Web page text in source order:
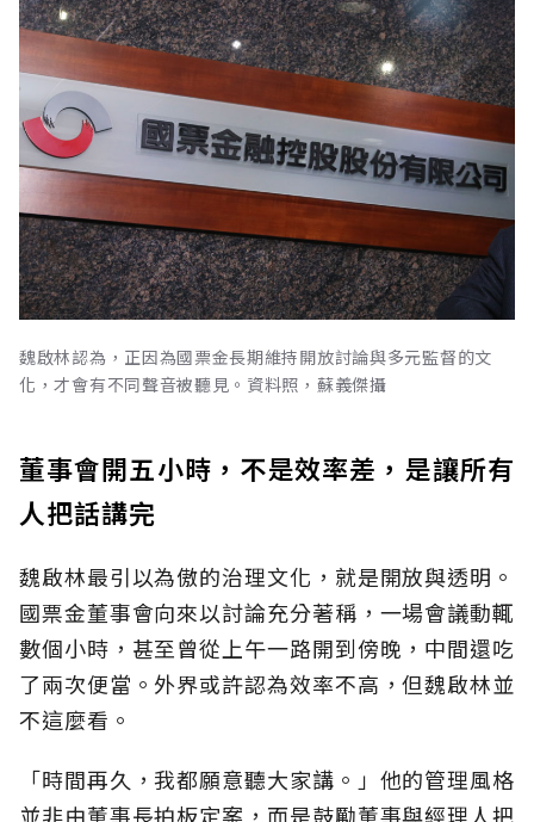
魏啟林認為，正因為國票金長期維持開放討論與多元監督的文
化，才會有不同聲音被聽見。資料照，蘇義傑攝
董事會開五小時，不是效率差，是讓所有
人把話講完
魏啟林最引以為傲的治理文化，就是開放與透明。
國票金董事會向來以討論充分著稱，一場會議動輒
數個小時，甚至曾從上午一路開到傍晚，中間還吃
了兩次便當。外界或許認為效率不高，但魏啟林並
不這麼看。
「時間再久，我都願意聽大家講。」他的管理風格
並非由董事長拍板定案，而是鼓勵董事與經理人把